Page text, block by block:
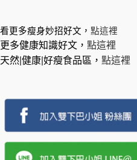
看更多瘦身妙招好文， 點這裡
更多健康知識好文， 點這裡
天然|健康|好瘦食品區， 點這裡